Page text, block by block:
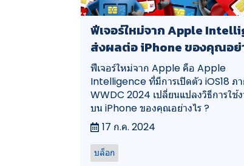
ฟีเจอร์ใหม่จาก Apple
ส่งผลต่อ iPhone ของคุณอย่
ฟีเจอร์ใหม่จาก Apple คือ Apple
Intelligence ที่มีการเปิดตัว iOS18 ภ
WWDC 2024 เปลี่ยนแปลงวิธีการใช้
บน iPhone ของคุณอย่างไร ?
17 ก.ค. 2024
บล็อก